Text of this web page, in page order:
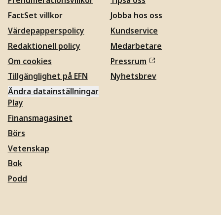
FactSet villkor
Värdepapperspolicy
Redaktionell policy
Om cookies
Tillgänglighet på EFN
Ändra datainställningar
Jobba hos oss
Kundservice
Medarbetare
Pressrum
Nyhetsbrev
Play
Finansmagasinet
Börs
Vetenskap
Bok
Podd